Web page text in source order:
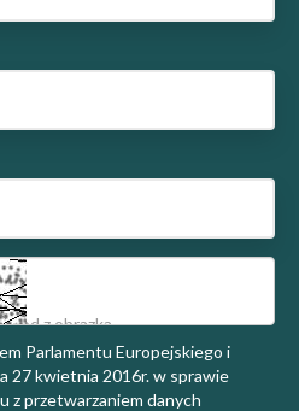
Parlamentu Europejskiego i
27 kwietnia 2016r. w sprawie
z przetwarzaniem danych